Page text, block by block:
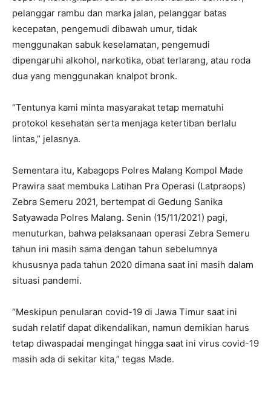
pelanggar rambu dan marka jalan, pelanggar batas
kecepatan, pengemudi dibawah umur, tidak
menggunakan sabuk keselamatan, pengemudi
dipengaruhi alkohol, narkotika, obat terlarang, atau roda
dua yang menggunakan knalpot bronk.
“Tentunya kami minta masyarakat tetap mematuhi
protokol kesehatan serta menjaga ketertiban berlalu
lintas,” jelasnya.
Sementara itu, Kabagops Polres Malang Kompol Made
Prawira saat membuka Latihan Pra Operasi (Latpraops)
Zebra Semeru 2021, bertempat di Gedung Sanika
Satyawada Polres Malang. Senin (15/11/2021) pagi,
menuturkan, bahwa pelaksanaan operasi Zebra Semeru
tahun ini masih sama dengan tahun sebelumnya
khususnya pada tahun 2020 dimana saat ini masih dalam
situasi pandemi.
“Meskipun penularan covid-19 di Jawa Timur saat ini
sudah relatif dapat dikendalikan, namun demikian harus
tetap diwaspadai mengingat hingga saat ini virus covid-19
masih ada di sekitar kita,” tegas Made.